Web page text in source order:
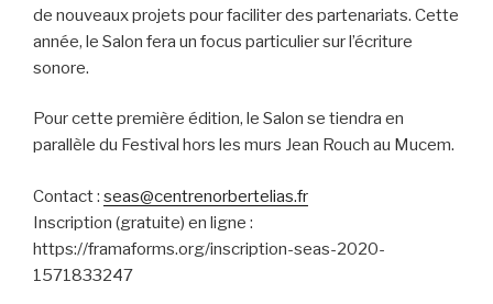
de nouveaux projets pour faciliter des partenariats. Cette
année, le Salon fera un focus particulier sur l’écriture
sonore.
Pour cette première édition, le Salon se tiendra en
parallèle du Festival hors les murs Jean Rouch au Mucem.
Contact : seas@centrenorbertelias.fr
Inscription (gratuite) en ligne :
https://framaforms.org/inscription-seas-2020-
1571833247